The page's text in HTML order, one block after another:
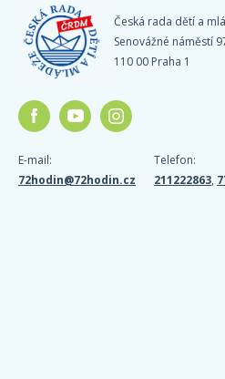
Česká rada dětí a
Senovážné náměstí
110 00 Praha 1
E-mail:
72hodin@72hodin.cz
Telefon:
211222863,